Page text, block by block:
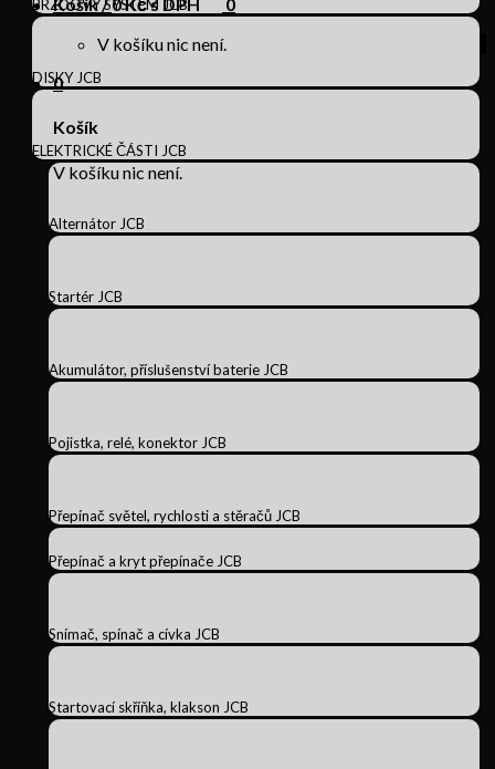
V košíku nic není.
0
Košík
V košíku nic není.
BRZDOVÝ SYSTÉM JCB
DISKY JCB
ELEKTRICKÉ ČÁSTI JCB
Alternátor JCB
Startér JCB
Akumulátor, příslušenství baterie JCB
Pojistka, relé, konektor JCB
Přepínač světel, rychlosti a stěračů JCB
Přepínač a kryt přepínače JCB
Snímač, spínač a cívka JCB
Startovací skříňka, klakson JCB